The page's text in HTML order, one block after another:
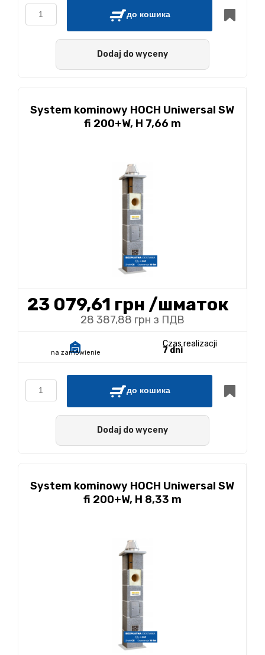
до кошика
Dodaj do wyceny
System kominowy HOCH Uniwersal SW
fi 200+W, H 7,66 m
23 079,61 грн /шматок
28 387,88 грн з ПДВ
na zamówienie
Czas realizacji
7 dni
до кошика
Dodaj do wyceny
System kominowy HOCH Uniwersal SW
fi 200+W, H 8,33 m